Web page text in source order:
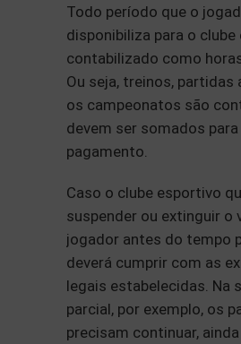
Todo período que o
disponibiliza para o clube
contabilizado como
Ou seja, treinos,
os campeonatos são
devem ser somados
pagamento.
Caso o clube esportivo
suspender ou extinguir o
jogador antes do tempo
deverá cumprir com as
legais estabelecidas. Na
parcial, por exemplo, os
precisam continuar,